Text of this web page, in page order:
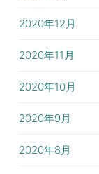
2020年12月
2020年11月
2020年10月
2020年9月
2020年8月